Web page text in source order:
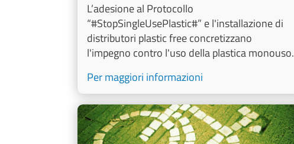
L’adesione al Protocollo
“#StopSingleUsePlastic#” e l'installazione di
distributori plastic free concretizzano
l'impegno contro l'uso della plastica monouso.
Per maggiori informazioni
Image